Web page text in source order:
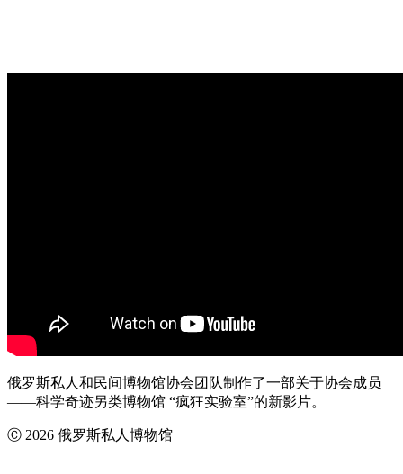
俄罗斯私人和民间博物馆协会团队制作了一部关于协会成员
——科学奇迹另类博物馆 “疯狂实验室”的新影片。
Ⓒ 2026 俄罗斯私人博物馆